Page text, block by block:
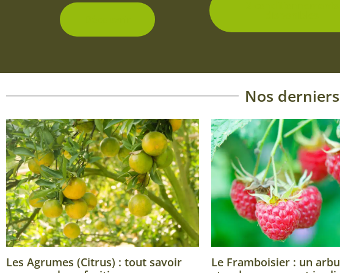
Nos
Les Agrumes (Citrus) : tout savoir
Le Framboisier : un